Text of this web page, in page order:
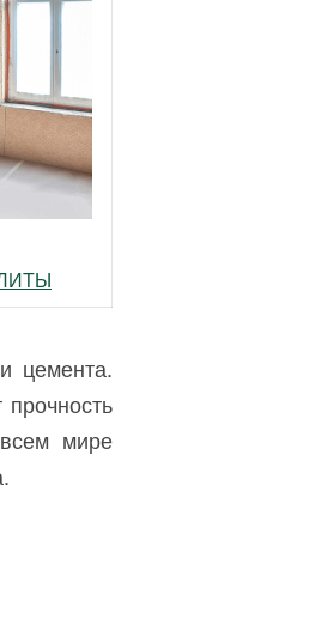
цемента.
мире